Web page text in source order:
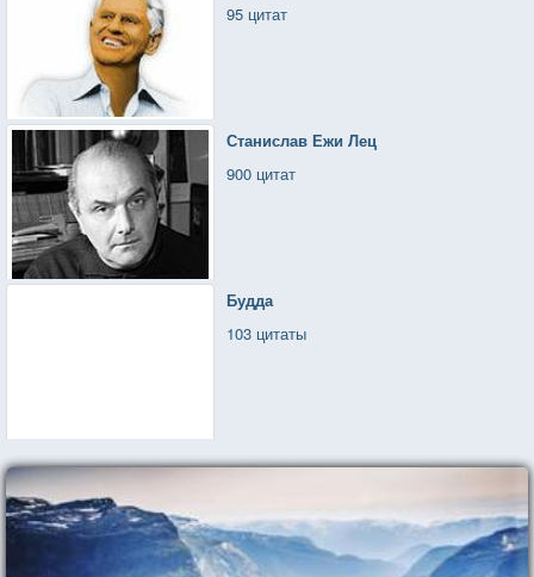
95 цитат
Станислав Ежи Лец
900 цитат
Будда
103 цитаты